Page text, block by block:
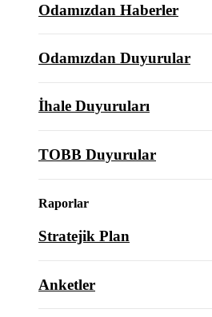
Odamızdan Haberler
Odamızdan Duyurular
İhale Duyuruları
TOBB Duyurular
Raporlar
Stratejik Plan
Anketler